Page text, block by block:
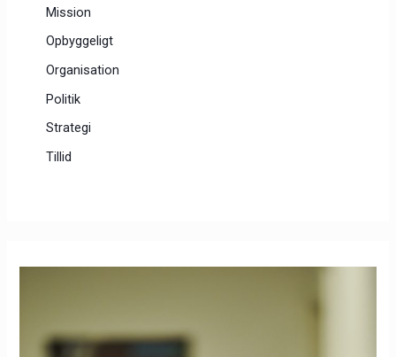
Mission
Opbyggeligt
Organisation
Politik
Strategi
Tillid